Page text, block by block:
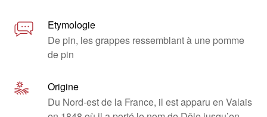
Etymologie
De pin, les grappes ressemblant à une pomme
de pin
Origine
Du Nord-est de la France, il est apparu en Valais